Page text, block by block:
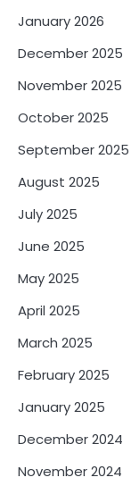
January 2026
December 2025
November 2025
October 2025
September 2025
August 2025
July 2025
June 2025
May 2025
April 2025
March 2025
February 2025
January 2025
December 2024
November 2024